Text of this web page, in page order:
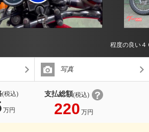
程度の良い４
写真
(税込)
万円
支払総額(税込)
220 万円